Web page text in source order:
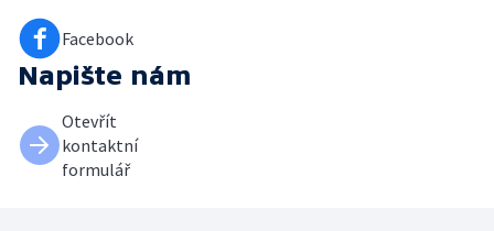
Facebook
Napište nám
Otevřít
kontaktní
formulář